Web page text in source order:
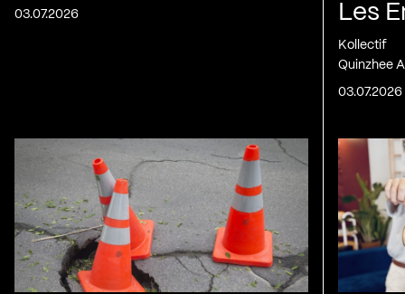
03.07.2026
Les
Kollectif
Quinzhee
03.07.2026